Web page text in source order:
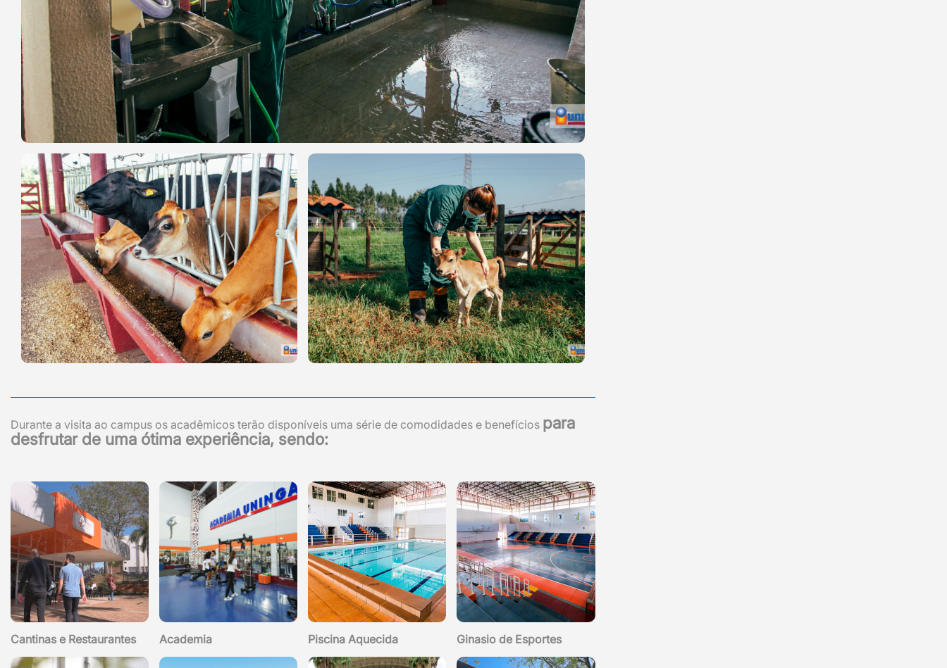
Durante a visita ao campus os acadêmicos terão disponíveis uma série de comodidades e benefícios para
desfrutar de uma ótima experiência, sendo:
Cantinas e Restaurantes Academia Piscina Aquecida Ginasio de Esportes